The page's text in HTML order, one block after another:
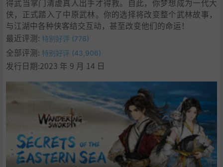
得武当掌门清虚真人出手才得救。自此，你梦想成为一代大
侠，正式踏入了中原武林。你的选择将改变整个武林故事，
与江湖中各种侠客结交互动，甚至改变他们的命运！
最近评测: 特别好评 (776)
全部评测: 特别好评 (43,906)
发行日期:2023 年 9 月 14 日